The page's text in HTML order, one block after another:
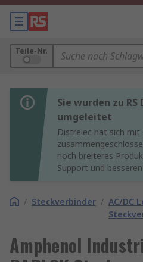
Teile-Nr.
Sie wurden zu
umgeleitet
Distrelec hat sich mit
noch breiteres
Support und
/ Steckverbinder / AC/DC
Amphenol